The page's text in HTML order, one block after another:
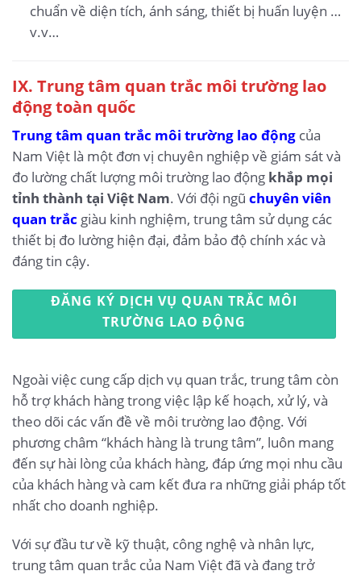
chuẩn về diện tích, ánh sáng, thiết bị huấn luyện …
v.v…
IX. Trung tâm quan trắc môi trường lao
động toàn quốc
Trung tâm quan trắc môi trường lao động của
Nam Việt là một đơn vị chuyên nghiệp về giám sát và
đo lường chất lượng môi trường lao động khắp mọi
tỉnh thành tại Việt Nam. Với đội ngũ chuyên viên
quan trắc giàu kinh nghiệm, trung tâm sử dụng các
thiết bị đo lường hiện đại, đảm bảo độ chính xác và
đáng tin cậy.
ĐĂNG KÝ DỊCH VỤ QUAN TRẮC MÔI
TRƯỜNG LAO ĐỘNG
Ngoài việc cung cấp dịch vụ quan trắc, trung tâm còn
hỗ trợ khách hàng trong việc lập kế hoạch, xử lý, và
theo dõi các vấn đề về môi trường lao động. Với
phương châm “khách hàng là trung tâm”, luôn mang
đến sự hài lòng của khách hàng, đáp ứng mọi nhu cầu
của khách hàng và cam kết đưa ra những giải pháp tốt
nhất cho doanh nghiệp.
Với sự đầu tư về kỹ thuật, công nghệ và nhân lực,
trung tâm quan trắc của Nam Việt đã và đang trở